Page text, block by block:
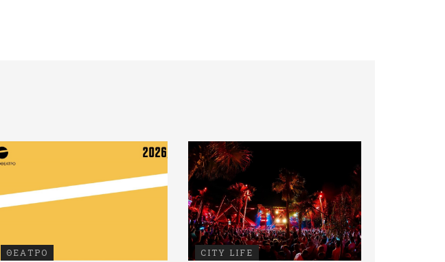
ΘΕΑΤΡΟ CITY LIFE